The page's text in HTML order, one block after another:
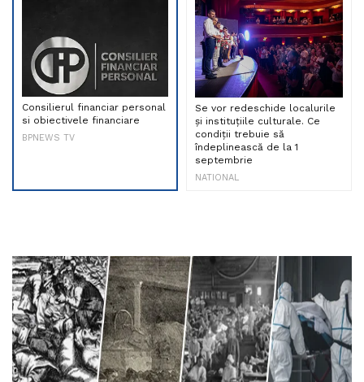
Consilierul financiar personal
si obiectivele financiare
BPNEWS TV
Se vor redeschide localurile
și instituțiile culturale. Ce
condiții trebuie să
îndeplinească de la 1
septembrie
NATIONAL